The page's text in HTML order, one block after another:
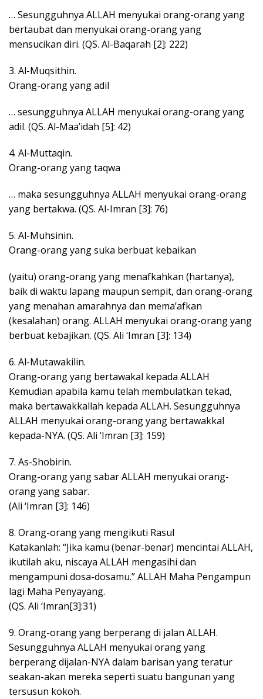
… Sesungguhnya ALLAH menyukai orang-orang yang
bertaubat dan menyukai orang-orang yang
mensucikan diri. (QS. Al-Baqarah [2]: 222)
3. Al-Muqsithin.
Orang-orang yang adil
… sesungguhnya ALLAH menyukai orang-orang yang
adil. (QS. Al-Maa’idah [5]: 42)
4. Al-Muttaqin.
Orang-orang yang taqwa
… maka sesungguhnya ALLAH menyukai orang-orang
yang bertakwa. (QS. Al-Imran [3]: 76)
5. Al-Muhsinin.
Orang-orang yang suka berbuat kebaikan
(yaitu) orang-orang yang menafkahkan (hartanya),
baik di waktu lapang maupun sempit, dan orang-orang
yang menahan amarahnya dan mema’afkan
(kesalahan) orang. ALLAH menyukai orang-orang yang
berbuat kebajikan. (QS. Ali ‘Imran [3]: 134)
6. Al-Mutawakilin.
Orang-orang yang bertawakal kepada ALLAH
Kemudian apabila kamu telah membulatkan tekad,
maka bertawakkallah kepada ALLAH. Sesungguhnya
ALLAH menyukai orang-orang yang bertawakkal
kepada-NYA. (QS. Ali ‘Imran [3]: 159)
7. As-Shobirin.
Orang-orang yang sabar ALLAH menyukai orang-
orang yang sabar.
(Ali ‘Imran [3]: 146)
8. Orang-orang yang mengikuti Rasul
Katakanlah: “Jika kamu (benar-benar) mencintai ALLAH,
ikutilah aku, niscaya ALLAH mengasihi dan
mengampuni dosa-dosamu.” ALLAH Maha Pengampun
lagi Maha Penyayang.
(QS. Ali ‘Imran[3]:31)
9. Orang-orang yang berperang di jalan ALLAH.
Sesungguhnya ALLAH menyukai orang yang
berperang dijalan-NYA dalam barisan yang teratur
seakan-akan mereka seperti suatu bangunan yang
tersusun kokoh.